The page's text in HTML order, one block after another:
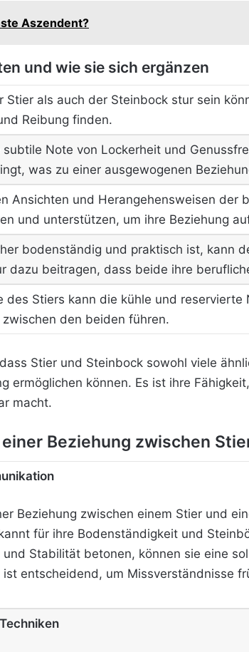
Aszendent?
und wie sie sich ergänzen
Stier als auch der Steinbock stur sein
Reibung finden.
Note von Lockerheit und
was zu einer ausgewogenen
Ansichten und Herangehensweisen der
und unterstützen, um ihre Beziehung
bodenständig und praktisch ist, kann
dazu beitragen, dass beide ihre
des Stiers kann die kühle und
den beiden führen.
Stier und Steinbock sowohl viele
ermöglichen können. Es ist ihre
macht.
Beziehung zwischen
Beziehung zwischen einem Stier und
für ihre Bodenständigkeit und
Stabilität betonen, können sie eine
entscheidend, um Missverständnisse